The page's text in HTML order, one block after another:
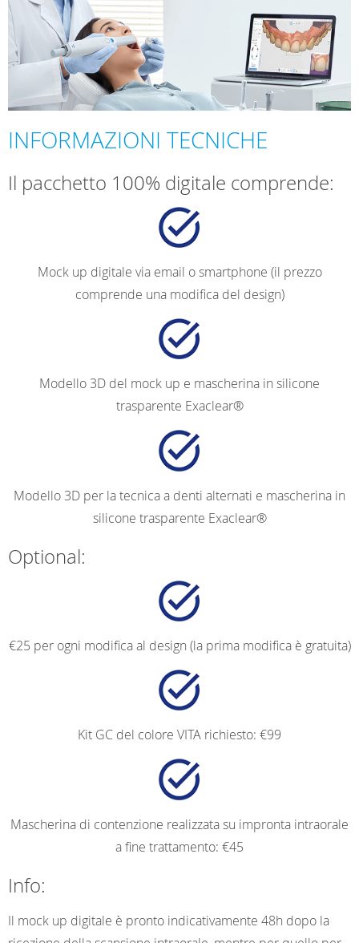
INFORMAZIONI TECNICHE
Il pacchetto 100% digitale comprende:
Mock up digitale via email o smartphone (il prezzo
comprende una modifica del design)
Modello 3D del mock up e mascherina in silicone
trasparente Exaclear®
Modello 3D per la tecnica a denti alternati e mascherina in
silicone trasparente Exaclear®
Optional:
€25 per ogni modifica al design (la prima modifica è gratuita)
Kit GC del colore VITA richiesto: €99
Mascherina di contenzione realizzata su impronta intraorale
a fine trattamento: €45
Info:
Il mock up digitale è pronto indicativamente 48h dopo la